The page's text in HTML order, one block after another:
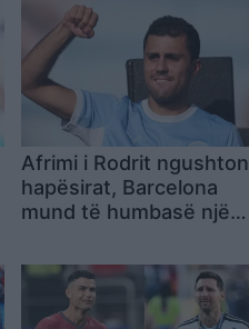
Afrimi i Rodrit ngushton
hapësirat, Barcelona
mund të humbasë një
akademisë